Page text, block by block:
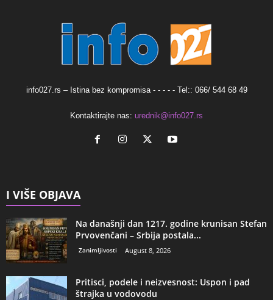
info027.rs – Istina bez kompromisa - - - - - Tel:: 066/ 544 68 49
Kontaktirajte nas: urednik@info027.rs
I VIŠE OBJAVA
Na današnji dan 1217. godine krunisan Stefan
Prvovenčani – Srbija postala...
Zanimljivosti August 8, 2026
Pritisci, podele i neizvesnost: Uspon i pad
štrajka u vodovodu